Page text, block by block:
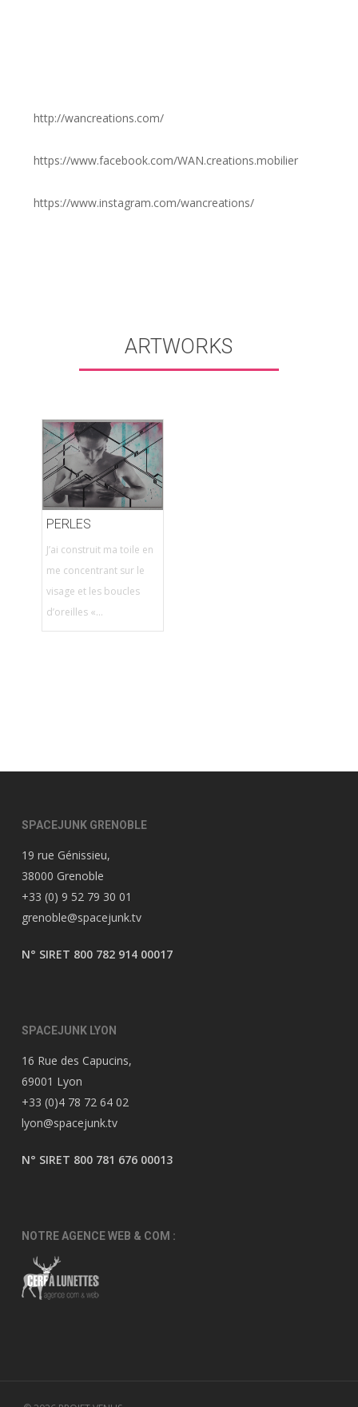
http://wancreations.com/
https://www.facebook.com/WAN.creations.mobilier
https://www.instagram.com/wancreations/
ARTWORKS
PERLES
J’ai construit ma toile en
me concentrant sur le
visage et les boucles
d’oreilles «...
SPACEJUNK GRENOBLE
19 rue Génissieu,
38000 Grenoble
+33 (0) 9 52 79 30 01
grenoble@spacejunk.tv
N° SIRET 800 782 914 00017
SPACEJUNK LYON
16 Rue des Capucins,
69001 Lyon
+33 (0)4 78 72 64 02
lyon@spacejunk.tv
N° SIRET 800 781 676 00013
NOTRE AGENCE WEB & COM :